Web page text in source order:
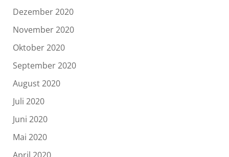
Dezember 2020
November 2020
Oktober 2020
September 2020
August 2020
Juli 2020
Juni 2020
Mai 2020